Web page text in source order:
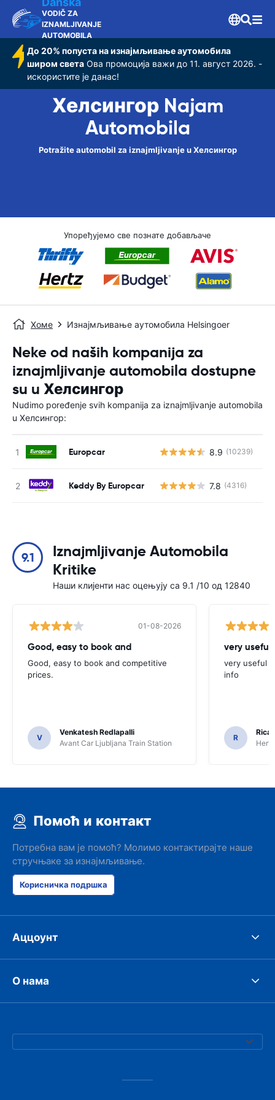
VODIČ ZA
IZNAMLJIVANJE
AUTOMOBILA
До 20% попуста на изнајмљивање аутомобила
широм света Ова промоција важи до 11. август 2026. -
искористите је данас!
Хелсингор Najam
Automobila
Potražite automobil za iznajmljivanje u Хелсингор
Упоређујемо све познате добављаче
Хоме Изнајмљивање аутомобила Helsingoer
Neke od naših kompanija za
iznajmljivanje automobila dostupne
su u Хелсингор
Nudimo poređenje svih kompanija za iznajmljivanje automobila
u Хелсингор:
Europcar 8.9 (10239)
Keddy By Europcar 7.8 (4316)
9.1
Iznajmljivanje Automobila
Kritike
Наши клијенти нас оцењују са 9.1 /10 од 12840
01-08-2026
Good, easy to book and
Good, easy to book and competitive
prices.
V
Venkatesh Redlapalli
Avant Car Ljubljana Train Station
very useful
very useful
info
R
Помоћ и контакт
Потребна вам је помоћ? Молимо контактирајте наше
стручњаке за изнајмљивање.
Корисничка подршка
Аццоунт
О нама